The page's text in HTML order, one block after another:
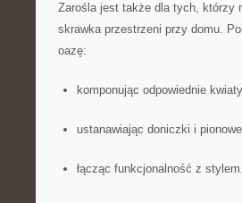
Zarośla jest także dla tych, którzy
skrawka przestrzeni przy domu.
oazę:
komponując odpowiednie
ustanawiając doniczki i
łącząc funkcjonalność z stylem.